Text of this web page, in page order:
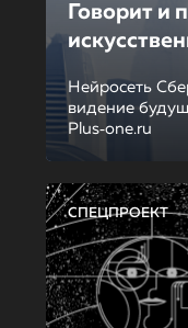
Говорит и
Нейросеть
видение
Plus‑one.ru
СПЕЦПРОЕКТ